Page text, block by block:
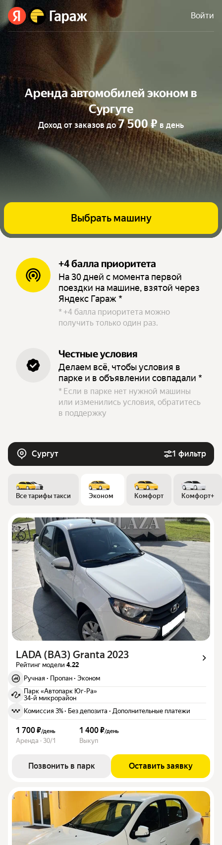
Войти
Аренда автомобилей эконом в
Сургуте
Доход от заказов до 7 500 ₽ в день
Выбрать машину
+4 балла приоритета
На 30 дней с момента первой
поездки на машине, взятой через
Яндекс Гараж *
* +4 балла приоритета можно
получить только один раз.
Честные условия
Делаем всё, чтобы условия в
парке и в объявлении совпадали *
* Если в парке нет нужной машины
или изменились условия, обратитесь
в поддержку
Сургут 1 фильтр
Все тарифы такси Эконом Комфорт Комфорт+
LADA (ВАЗ) Granta 2023
Рейтинг модели 4.22
Ручная · Пропан · Эконом
Парк «Автопарк Юг-Ра»
34-й микрорайон
Комиссия 3%· Без депозита · Дополнительные платежи
1 700 ₽/день
Аренда · 30/1
1 400 ₽/день
Выкуп
Позвонить в парк Оставить заявку